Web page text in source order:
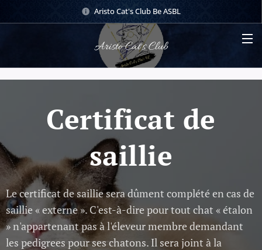
Aristo Cat's Club Be ASBL
Aristo Cat's Club
Certificat de
saillie
Le certificat de saillie sera dûment complété en cas de
saillie « externe ». C'est-à-dire pour tout chat « étalon
» n'appartenant pas à l'éleveur membre demandant
les pedigrees pour ses chatons. Il sera joint à la